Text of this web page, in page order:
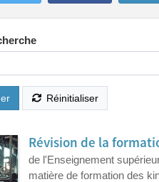
Réinitialiser
Révision de la
de l'Enseignement
matière de formation des